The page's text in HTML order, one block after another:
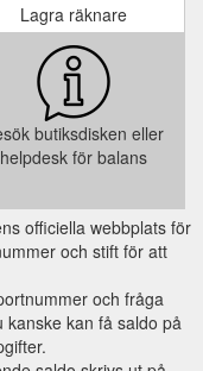
Lagra räknare
butiksdisken eller
helpdesk för balans
officiella webbplats för
och stift för att
och fråga
kan få saldo på